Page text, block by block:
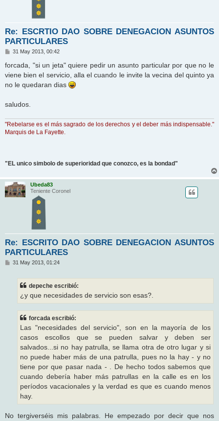
Re: ESCRTIO DAO SOBRE DENEGACION ASUNTOS
PARTICULARES
M
n
a
j
e
31 May 2013, 00:42
forcada, "si un jeta" quiere pedir un asunto particular por que no le
viene bien el servicio, alla el cuando le invite la vecina del quinto ya
no le quedaran dias
saludos.
"Rebelarse es el más sagrado de los derechos y el deber más indispensable."
Marquis de La Fayette.
"EL unico simbolo de superioridad que conozco, es la bondad"
Ubeda83
Teniente Coronel
Re: ESCRITO DAO SOBRE DENEGACION ASUNTOS
PARTICULARES
M
31 May 2013, 01:24
depeche escribió:
¿y que necesidades de servicio son esas?.
forcada escribió:
Las "necesidades del servicio", son en la mayoría de los
casos escollos que se pueden salvar y deben ser
salvados...si no hay patrulla, se llama otra de otro lugar y si
no puede haber más de una patrulla, pues no la hay - y no
tiene por que pasar nada - . De hecho todos sabemos que
cuando debería haber más patrullas en la calle es en los
períodos vacacionales y la verdad es que es cuando menos
hay.
No tergiverséis mis palabras. He empezado por decir que nos